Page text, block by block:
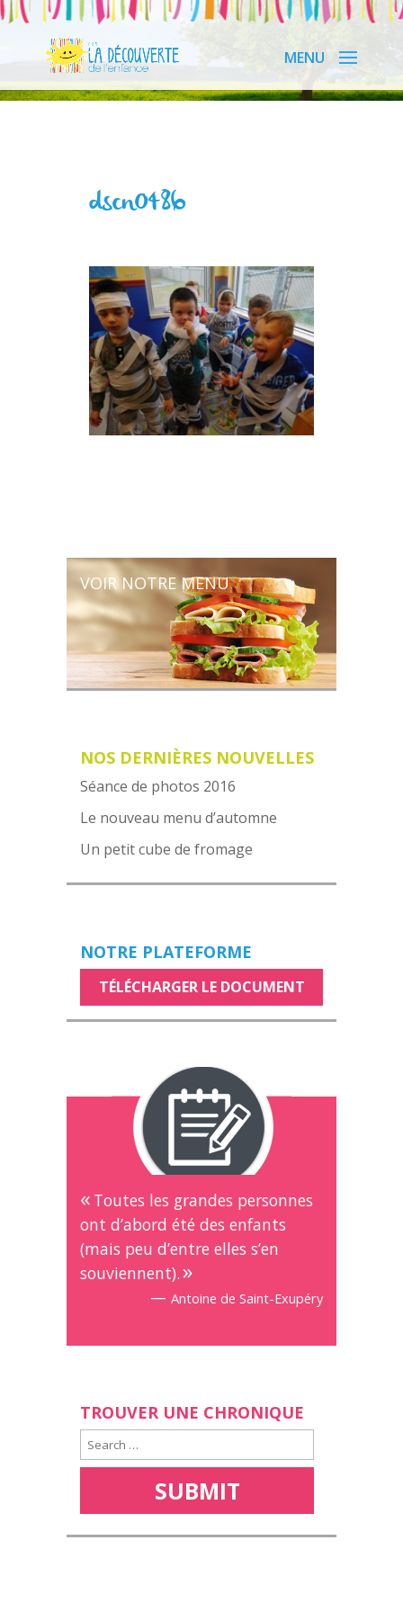
dscn0486
VOIR NOTRE MENU
NOS DERNIÈRES NOUVELLES
Séance de photos 2016
Le nouveau menu d’automne
Un petit cube de fromage
NOTRE PLATEFORME
TÉLÉCHARGER LE DOCUMENT
Toutes les grandes personnes
ont d’abord été des enfants
(mais peu d’entre elles s’en
souviennent).
— Antoine de Saint-Exupéry
TROUVER UNE CHRONIQUE